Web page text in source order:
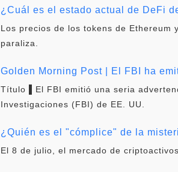
¿Cuál es el estado actual de DeFi
Los precios de los tokens de Ethereum
paraliza.
Golden Morning Post | El FBI ha
Título ▌El FBI emitió una seria
Investigaciones (FBI) de EE. UU.
¿Quién es el "cómplice" de la
El 8 de julio, el mercado de